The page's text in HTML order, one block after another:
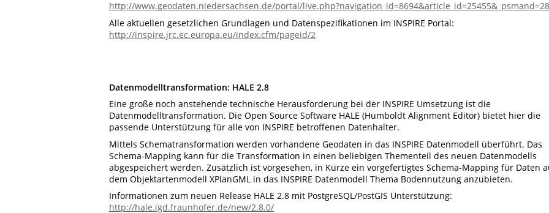
http://www.geodaten.niedersachsen.de/portal/live.php?navigation_id=8694&article_id=25455&_psmand=28
Alle aktuellen gesetzlichen Grundlagen und Datenspezifikationen im INSPIRE Portal:
http://inspire.jrc.ec.europa.eu/index.cfm/pageid/2
Datenmodelltransformation: HALE 2.8
Eine große noch anstehende technische Herausforderung bei der INSPIRE Umsetzung ist die
Datenmodelltransformation. Die Open Source Software HALE (Humboldt Alignment Editor) bietet hier die
passende Unterstützung für alle von INSPIRE betroffenen Datenhalter.
Mittels Schematransformation werden vorhandene Geodaten in das INSPIRE Datenmodell überführt. Das
Schema-Mapping kann für die Transformation in einen beliebigen Thementeil des neuen Datenmodells
abgespeichert werden. Zusätzlich ist vorgesehen, in Kürze ein vorgefertigtes Schema-Mapping für Daten
dem Objektartenmodell XPlanGML in das INSPIRE Datenmodell Thema Bodennutzung anzubieten.
Informationen zum neuen Release HALE 2.8 mit PostgreSQL/PostGIS Unterstützung:
http://hale.igd.fraunhofer.de/new/2.8.0/